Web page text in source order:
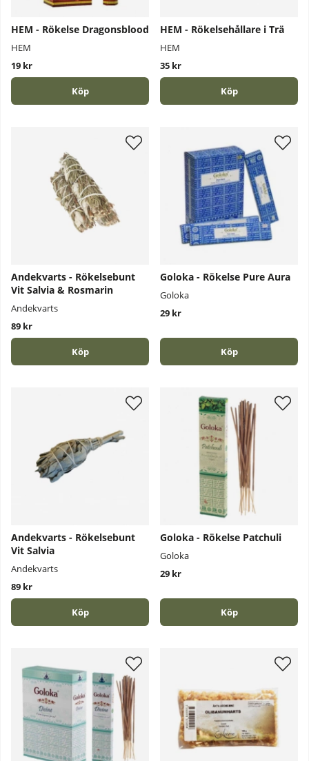
HEM - Rökelse Dragonsblood
HEM
19 kr
Köp
HEM - Rökelsehållare i Trä
HEM
35 kr
Köp
Andekvarts - Rökelsebunt
Vit Salvia & Rosmarin
Andekvarts
89 kr
Köp
Goloka - Rökelse Pure Aura
Goloka
29 kr
Köp
Andekvarts - Rökelsebunt
Vit Salvia
Andekvarts
89 kr
Köp
Goloka - Rökelse Patchuli
Goloka
29 kr
Köp